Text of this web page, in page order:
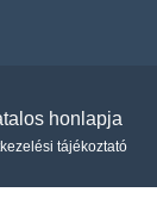
honlapja
tájékoztató